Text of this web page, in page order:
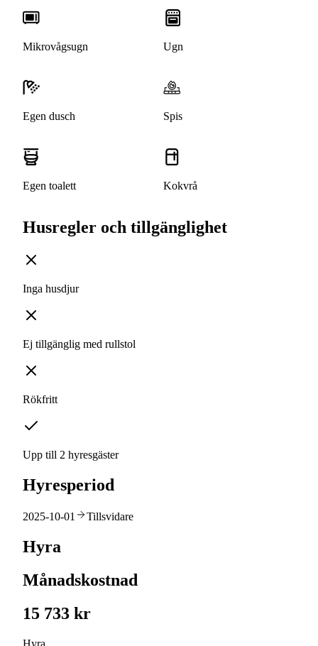
Mikrovågsugn Ugn
Egen dusch Spis
Egen toalett Kokvrå
Husregler och tillgänglighet
Inga husdjur
Ej tillgänglig med rullstol
Rökfritt
Upp till 2 hyresgäster
Hyresperiod
2025-10-01 Tillsvidare
Hyra
Månadskostnad
15 733 kr
Hyra